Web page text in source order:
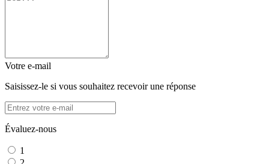
Votre e-mail
Saisissez-le si vous souhaitez recevoir une réponse
Évaluez-nous
1